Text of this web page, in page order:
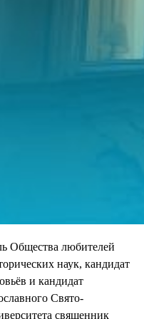
Общества любителей
наук, кандидат
и кандидат
Свято-
священник